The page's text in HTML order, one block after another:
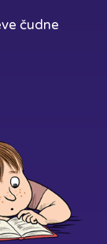
čudne